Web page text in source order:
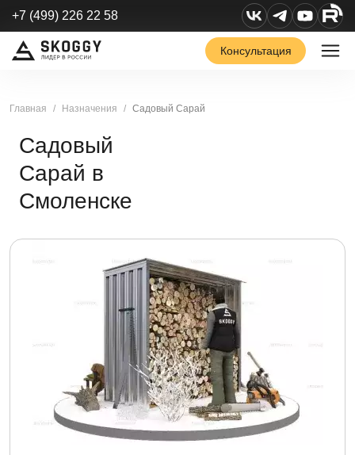
+7 (499) 226 22 58
Консультация
Главная Назначения Садовый Сарай
Садовый
Сарай в
Смоленске